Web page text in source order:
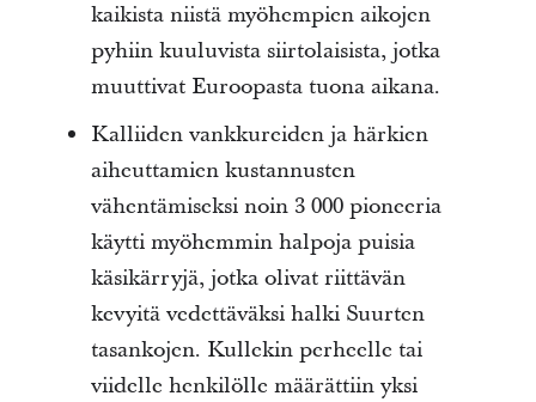
kaikista niistä myöhempien aikojen
pyhiin kuuluvista siirtolaisista, jotka
muuttivat Euroopasta tuona aikana.
Kalliiden vankkureiden ja härkien
aiheuttamien kustannusten
vähentämiseksi noin 3 000 pioneeria
käytti myöhemmin halpoja puisia
käsikärryjä, jotka olivat riittävän
kevyitä vedettäväksi halki Suurten
tasankojen. Kullekin perheelle tai
viidelle henkilölle määrättiin yksi